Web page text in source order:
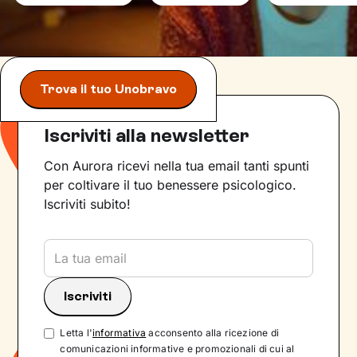
Trova il tuo Unobravo
Iscriviti alla newsletter
Con Aurora ricevi nella tua email tanti spunti
per coltivare il tuo benessere psicologico.
Iscriviti subito!
Letta l'informativa acconsento alla ricezione di
comunicazioni informative e promozionali di cui al